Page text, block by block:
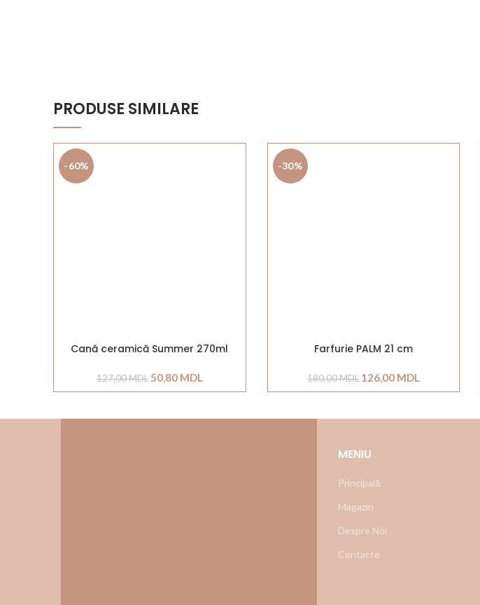
PRODUSE SIMILARE
-60%
Cană ceramică Summer 270ml
127,00MDL 50,80 MDL
-30%
Farfurie PALM 21 cm
180,00MDL 126,00 MDL
MENIU
Principală
Magazin
Despre Noi
Contacte